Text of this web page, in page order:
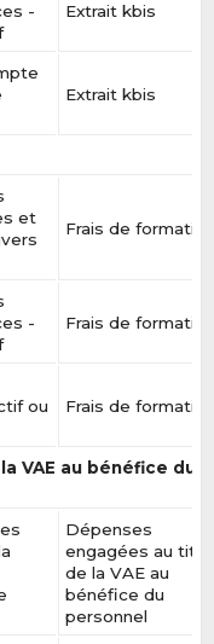
-
Extrait kbis
Extrait kbis
et
Frais de
-
Frais de
ou
Frais de
VAE au bénéfice du
Dépenses
engagées au titre
de la VAE au
bénéfice du
personnel